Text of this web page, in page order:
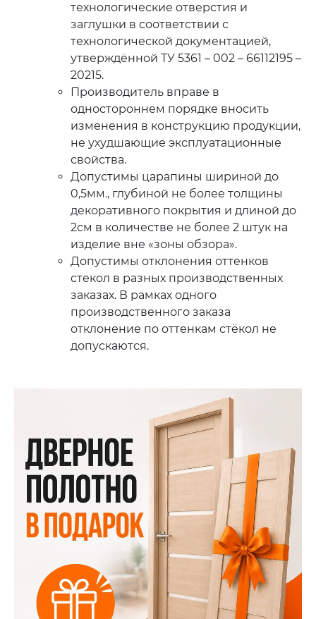
технологические отверстия и
заглушки в соответствии с
технологической документацией,
утверждённой ТУ 5361 – 002 – 66112195 –
20215.
Производитель вправе в
одностороннем порядке вносить
изменения в конструкцию продукции,
не ухудшающие эксплуатационные
свойства.
Допустимы царапины шириной до
0,5мм., глубиной не более толщины
декоративного покрытия и длиной до
2см в количестве не более 2 штук на
изделие вне «зоны обзора».
Допустимы отклонения оттенков
стекол в разных производственных
заказах. В рамках одного
производственного заказа
отклонение по оттенкам стёкол не
допускаются.